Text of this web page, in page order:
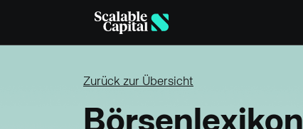
Zurück zur Übersicht